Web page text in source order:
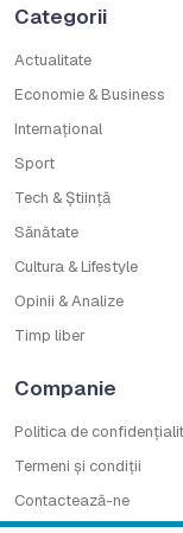
Categorii
Actualitate
Economie & Business
Internațional
Sport
Tech & Știință
Sănătate
Cultura & Lifestyle
Opinii & Analize
Timp liber
Companie
Politica de
Termeni și condiții
Contactează-ne